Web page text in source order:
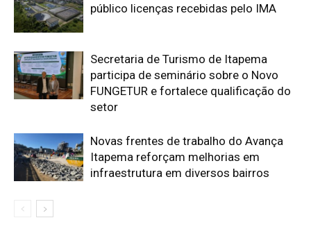
público licenças recebidas pelo IMA
Secretaria de Turismo de Itapema
participa de seminário sobre o Novo
FUNGETUR e fortalece qualificação do
setor
Novas frentes de trabalho do Avança
Itapema reforçam melhorias em
infraestrutura em diversos bairros